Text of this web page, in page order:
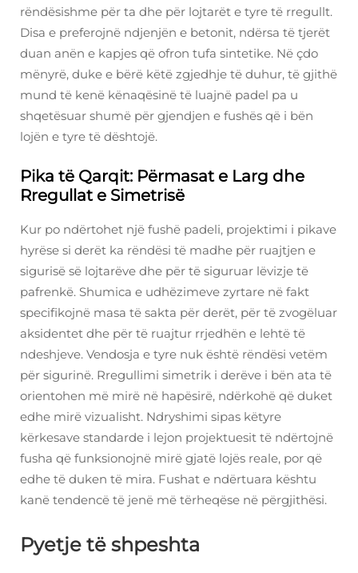
rëndësishme për ta dhe për lojtarët e tyre të rregullt.
Disa e preferojnë ndjenjën e betonit, ndërsa të tjerët
duan anën e kapjes që ofron tufa sintetike. Në çdo
mënyrë, duke e bërë këtë zgjedhje të duhur, të gjithë
mund të kenë kënaqësinë të luajnë padel pa u
shqetësuar shumë për gjendjen e fushës që i bën
lojën e tyre të dështojë.
Pika të Qarqit: Përmasat e Larg dhe
Rregullat e Simetrisë
Kur po ndërtohet një fushë padeli, projektimi i pikave
hyrëse si derët ka rëndësi të madhe për ruajtjen e
sigurisë së lojtarëve dhe për të siguruar lëvizje të
pafrenkë. Shumica e udhëzimeve zyrtare në fakt
specifikojnë masa të sakta për derët, për të zvogëluar
aksidentet dhe për të ruajtur rrjedhën e lehtë të
ndeshjeve. Vendosja e tyre nuk është rëndësi vetëm
për sigurinë. Rregullimi simetrik i derëve i bën ata të
orientohen më mirë në hapësirë, ndërkohë që duket
edhe mirë vizualisht. Ndryshimi sipas këtyre
kërkesave standarde i lejon projektuesit të ndërtojnë
fusha që funksionojnë mirë gjatë lojës reale, por që
edhe të duken të mira. Fushat e ndërtuara kështu
kanë tendencë të jenë më tërheqëse në përgjithësi.
Pyetje të shpeshta